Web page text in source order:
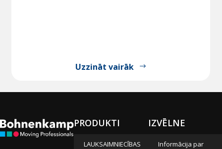
Uzzināt vairāk
PRODUKTI
LAUKSAIMNIECĪBAS
IZVĒLNE
Informācija par